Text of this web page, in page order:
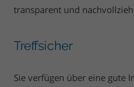
transparent und
Treffsicher
Sie verfügen über eine gute